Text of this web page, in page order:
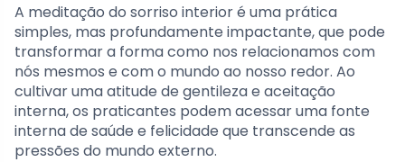
A meditação do sorriso interior é uma prática
simples, mas profundamente impactante, que pode
transformar a forma como nos relacionamos com
nós mesmos e com o mundo ao nosso redor. Ao
cultivar uma atitude de gentileza e aceitação
interna, os praticantes podem acessar uma fonte
interna de saúde e felicidade que transcende as
pressões do mundo externo.